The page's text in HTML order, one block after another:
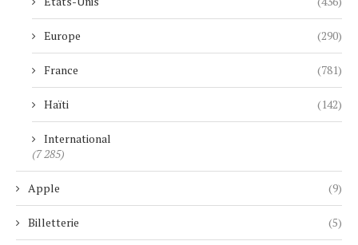
Europe (290)
France (781)
Haïti (142)
International
(7 285)
Apple (9)
Billetterie (5)